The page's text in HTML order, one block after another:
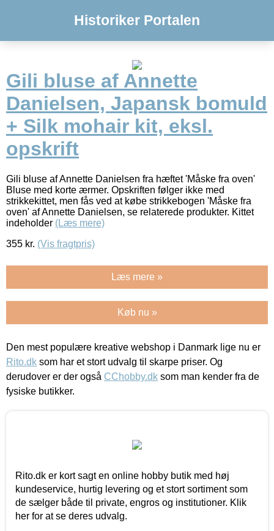
Historiker Portalen
Gili bluse af Annette
Danielsen, Japansk bomuld
+ Silk mohair kit, eksl.
opskrift
Gili bluse af Annette Danielsen fra hæftet 'Måske fra oven'
Bluse med korte ærmer. Opskriften følger ikke med
strikkekittet, men fås ved at købe strikkebogen 'Måske fra
oven' af Annette Danielsen, se relaterede produkter. Kittet
indeholder (Læs mere)
355 kr. (Vis fragtpris)
Læs mere »
Køb nu »
Den mest populære kreative webshop i Danmark lige nu er
Rito.dk som har et stort udvalg til skarpe priser. Og
derudover er der også CChobby.dk som man kender fra de
fysiske butikker.
Rito.dk er kort sagt en online hobby butik med høj
kundeservice, hurtig levering og et stort sortiment som
de sælger både til private, engros og institutioner. Klik
her for at se deres udvalg.